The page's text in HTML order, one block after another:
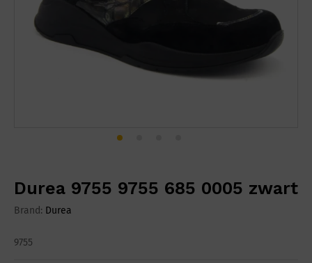
Durea 9755 9755 685 0005 zwart
Brand: Durea
9755